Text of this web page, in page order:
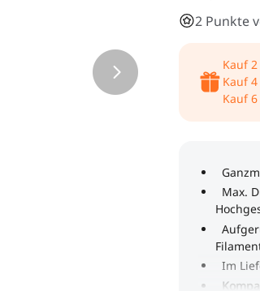
2 Punkte
Kauf2
Kauf4
Kauf6